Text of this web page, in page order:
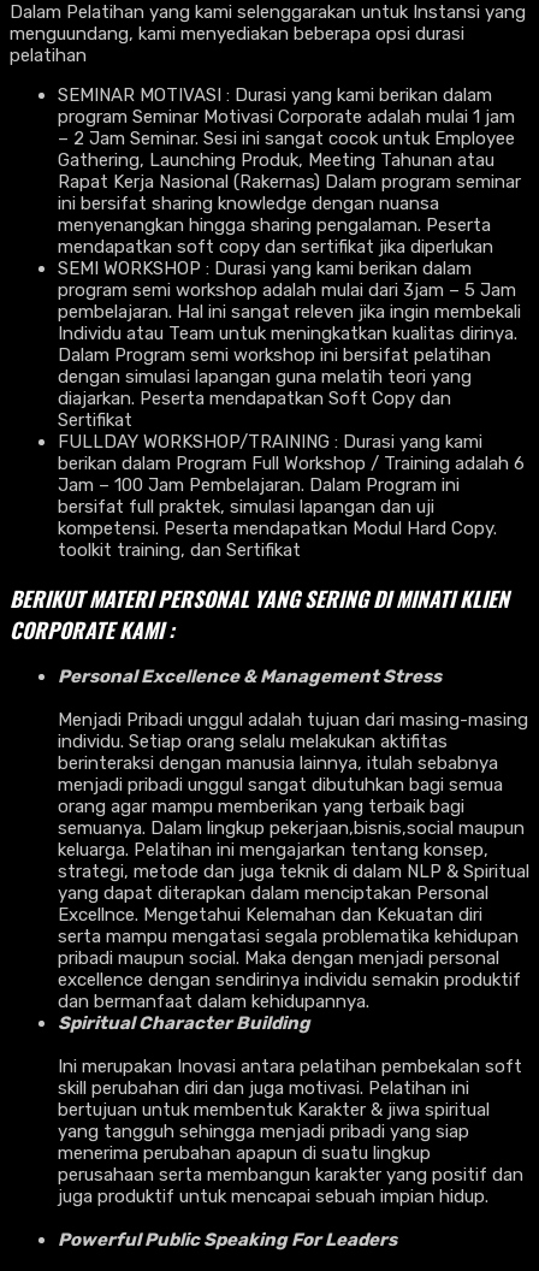
Dalam Pelatihan yang kami selenggarakan untuk Instansi yang
menguundang, kami menyediakan beberapa opsi durasi
pelatihan
SEMINAR MOTIVASI : Durasi yang kami berikan dalam
program Seminar Motivasi Corporate adalah mulai 1 jam
– 2 Jam Seminar. Sesi ini sangat cocok untuk Employee
Gathering, Launching Produk, Meeting Tahunan atau
Rapat Kerja Nasional (Rakernas) Dalam program seminar
ini bersifat sharing knowledge dengan nuansa
menyenangkan hingga sharing pengalaman. Peserta
mendapatkan soft copy dan sertifikat jika diperlukan
SEMI WORKSHOP : Durasi yang kami berikan dalam
program semi workshop adalah mulai dari 3jam – 5 Jam
pembelajaran. Hal ini sangat releven jika ingin membekali
Individu atau Team untuk meningkatkan kualitas dirinya.
Dalam Program semi workshop ini bersifat pelatihan
dengan simulasi lapangan guna melatih teori yang
diajarkan. Peserta mendapatkan Soft Copy dan
Sertifikat
FULLDAY WORKSHOP/TRAINING : Durasi yang kami
berikan dalam Program Full Workshop / Training adalah 6
Jam – 100 Jam Pembelajaran. Dalam Program ini
bersifat full praktek, simulasi lapangan dan uji
kompetensi. Peserta mendapatkan Modul Hard Copy.
toolkit training, dan Sertifikat
BERIKUT MATERI PERSONAL YANG SERING DI MINATI KLIEN
CORPORATE KAMI :
Personal Excellence & Management Stress
Menjadi Pribadi unggul adalah tujuan dari masing-masing
individu. Setiap orang selalu melakukan aktifitas
berinteraksi dengan manusia lainnya, itulah sebabnya
menjadi pribadi unggul sangat dibutuhkan bagi semua
orang agar mampu memberikan yang terbaik bagi
semuanya. Dalam lingkup pekerjaan,bisnis,social maupun
keluarga. Pelatihan ini mengajarkan tentang konsep,
strategi, metode dan juga teknik di dalam NLP & Spiritual
yang dapat diterapkan dalam menciptakan Personal
Excellnce. Mengetahui Kelemahan dan Kekuatan diri
serta mampu mengatasi segala problematika kehidupan
pribadi maupun social. Maka dengan menjadi personal
excellence dengan sendirinya individu semakin produktif
dan bermanfaat dalam kehidupannya.
Spiritual Character Building
Ini merupakan Inovasi antara pelatihan pembekalan soft
skill perubahan diri dan juga motivasi. Pelatihan ini
bertujuan untuk membentuk Karakter & jiwa spiritual
yang tangguh sehingga menjadi pribadi yang siap
menerima perubahan apapun di suatu lingkup
perusahaan serta membangun karakter yang positif dan
juga produktif untuk mencapai sebuah impian hidup.
Powerful Public Speaking For Leaders